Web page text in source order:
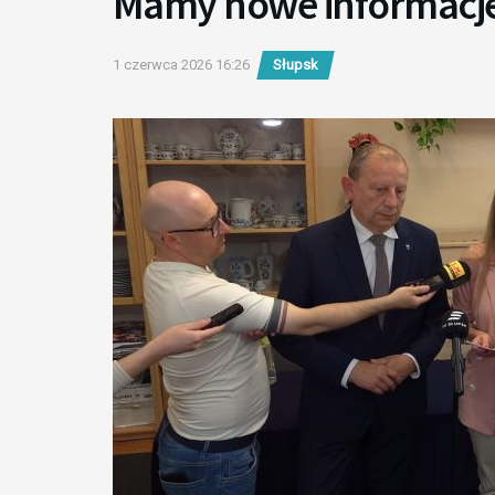
1 czerwca 2026 16:26 Słupsk